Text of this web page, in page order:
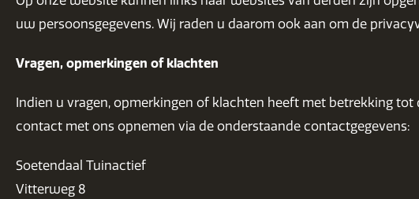
uw persoonsgegevens. Wij raden u daarom ook aan om de
Vragen, opmerkingen of klachten
Indien u vragen, opmerkingen of klachten heeft met betrekking
contact met ons opnemen via de onderstaande contactgegevens:
Soetendaal Tuinactief
Vitterweg 8